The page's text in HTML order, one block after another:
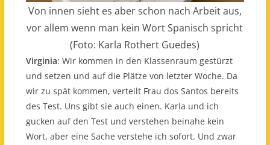
Von innen sieht es aber schon nach Arbeit aus,
vor allem wenn man kein Wort Spanisch spricht
(Foto: Karla Rothert Guedes)
Virginia: Wir kommen in den Klassenraum gestürzt
und setzen und auf die Plätze von letzter Woche. Da
wir zu spät kommen, verteilt Frau dos Santos bereits
des Test. Uns gibt sie auch einen. Karla und ich
gucken auf den Test und verstehen beinahe kein
Wort, aber eine Sache verstehe ich sofort. Und zwar